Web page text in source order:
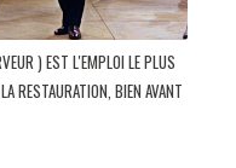
) EST L'EMPLOI LE PLUS
RESTAURATION, BIEN AVANT